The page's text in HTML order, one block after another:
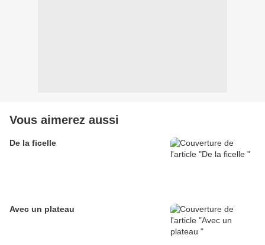
Vous aimerez aussi
De la ficelle
Avec un plateau